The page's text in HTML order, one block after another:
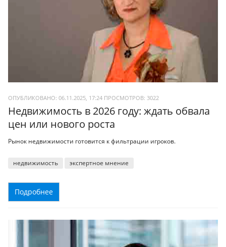
ОПУБЛИКОВАНО: 06.11.2025, 17:24 ПРОСМОТРОВ: 3022
Недвижимость в 2026 году: ждать обвала
цен или нового роста
Рынок недвижимости готовится к фильтрации игроков.
недвижимость экспертное мнение
Подробнее